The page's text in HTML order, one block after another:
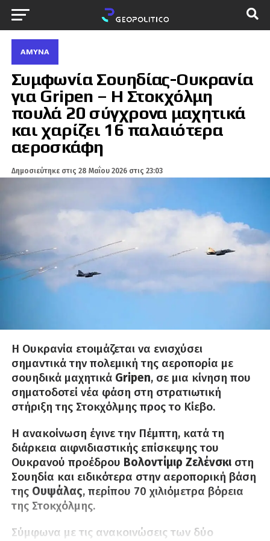
ΆΜΥΝΑ
Συμφωνία Σουηδίας-Ουκρανία
για Gripen – Η Στοκχόλμη
πουλά 20 σύγχρονα μαχητικά
και χαρίζει 16 παλαιότερα
αεροσκάφη
Δημοσιεύτηκε στις 28 Μαΐου 2026 στις 23:03
Η Ουκρανία ετοιμάζεται να ενισχύσει
σημαντικά την πολεμική της αεροπορία με
σουηδικά μαχητικά Gripen, σε μια κίνηση που
σηματοδοτεί νέα φάση στη στρατιωτική
στήριξη της Στοκχόλμης προς το Κίεβο.
Η ανακοίνωση έγινε την Πέμπτη, κατά τη
διάρκεια αιφνιδιαστικής επίσκεψης του
Ουκρανού προέδρου Βολοντίμιρ Ζελένσκιστη
Σουηδία και ειδικότερα στην αεροπορική βάση
της Ουψάλας, περίπου 70 χιλιόμετρα βόρεια
της Στοκχόλμης.
Σύμφωνα με τις ανακοινώσεις των δύο